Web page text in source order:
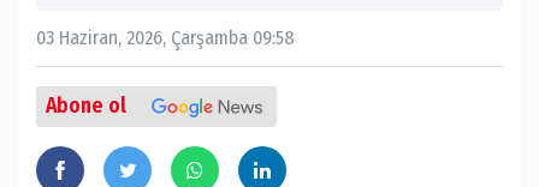
03 Haziran, 2026, Çarşamba 09:58
Abone ol